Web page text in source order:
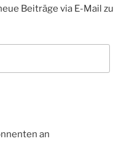
Beiträge via E-Mail zu
an